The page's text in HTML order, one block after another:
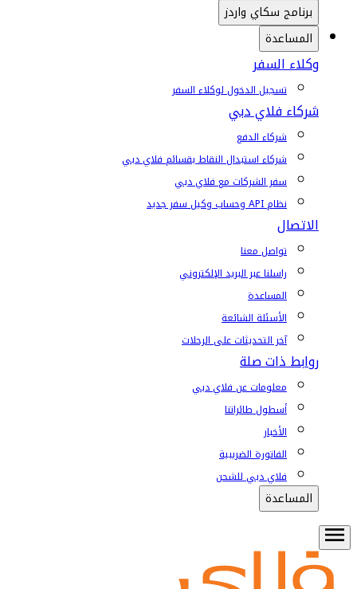
برنامج سكاي واردز
المساعدة
وكلاء السفر
تسجيل الدخول لوكلاء السفر
شركاء فلاي دبي
شركاء الدفع
شركاء استبدال النقاط بقسائم فلاي دبي
سفر الشركات مع فلاي دبي
نظام API وحساب وكيل سفر جديد
الاتصال
تواصل معنا
راسلنا عبر البريد الإلكتروني
المساعدة
الأسئلة الشائعة
آخر التحديثات على الرحلات
روابط ذات صلة
معلومات عن فلاي دبي
أسطول طائراتنا
الأخبار
الفاتورة الضريبية
فلاي دبي للشحن
المساعدة